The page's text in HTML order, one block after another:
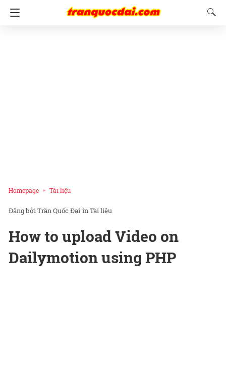
Homepage Tài liệu
Trần Quốc Đại inTài liệu
How to upload Video on
Dailymotion using PHP